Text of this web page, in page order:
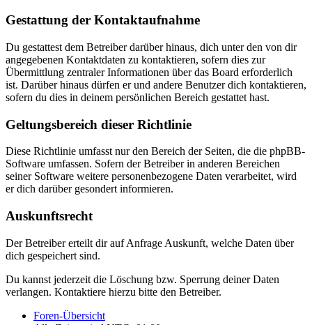
Gestattung der Kontaktaufnahme
Du gestattest dem Betreiber darüber hinaus, dich unter den von dir
angegebenen Kontaktdaten zu kontaktieren, sofern dies zur
Übermittlung zentraler Informationen über das Board erforderlich
ist. Darüber hinaus dürfen er und andere Benutzer dich kontaktieren,
sofern du dies in deinem persönlichen Bereich gestattet hast.
Geltungsbereich dieser Richtlinie
Diese Richtlinie umfasst nur den Bereich der Seiten, die die phpBB-
Software umfassen. Sofern der Betreiber in anderen Bereichen
seiner Software weitere personenbezogene Daten verarbeitet, wird
er dich darüber gesondert informieren.
Auskunftsrecht
Der Betreiber erteilt dir auf Anfrage Auskunft, welche Daten über
dich gespeichert sind.
Du kannst jederzeit die Löschung bzw. Sperrung deiner Daten
verlangen. Kontaktiere hierzu bitte den Betreiber.
Foren-Übersicht